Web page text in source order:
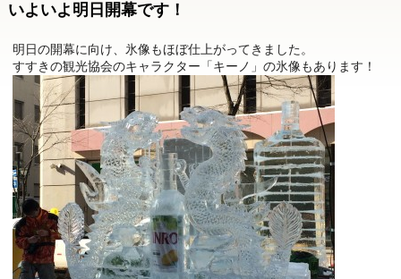
いよいよ明日開幕です！
明日の開幕に向け、氷像もほぼ仕上がってきました。
すすきの観光協会のキャラクター「キーノ」の氷像もあります！